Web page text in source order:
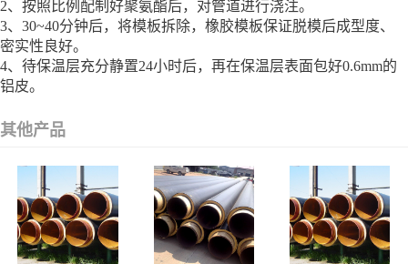
2、按照比例配制好聚氨酯后，对管道进行浇注。
3、30~40分钟后，将模板拆除，橡胶模板保证脱模后成型度、
密实性良好。
4、待保温层充分静置24小时后，再在保温层表面包好0.6mm的
铝皮。
其他产品